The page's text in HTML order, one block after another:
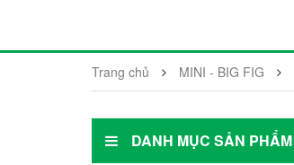
Trang chủ MINI - BIG FIG
DANH MỤC SẢN PHẨM